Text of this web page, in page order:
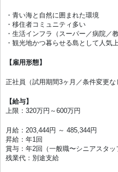
・青い海と自然に囲まれた環境
・移住者コミュニティ多い
・生活インフラ（スーパー／病院／
・観光地かつ暮らせる島として人気
【雇用形態】
正社員（試用期間3ヶ月／条件変更な
【給与】
上限：320万円～600万円
月給：203,444円 ～ 485,344円
昇給：年1回
賞与：年2回（一般職〜シニアスタッ
残業代：別途支給